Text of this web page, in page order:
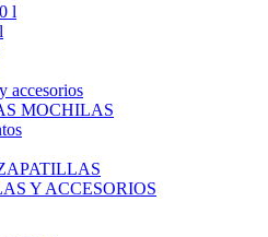
l
accesorios
MOCHILAS
Y ACCESORIOS